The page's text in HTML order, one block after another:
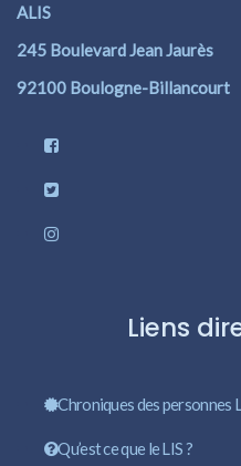
ALIS
245 Boulevard Jean Jaurès
92100 Boulogne-Billancourt
Liens
Chroniques des personnes
Qu’est ce que le LIS ?